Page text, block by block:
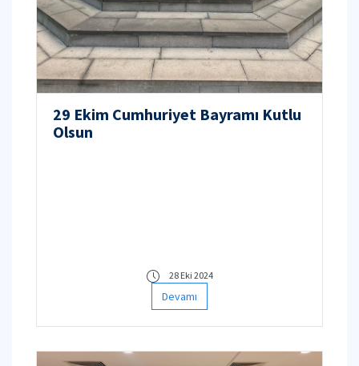
29 Ekim Cumhuriyet Bayramı Kutlu
Olsun
28 Eki 2024
Devamı